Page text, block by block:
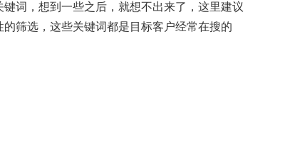
词，想到一些之后，就想不出来了，这里建议
筛选，这些关键词都是目标客户经常在搜的